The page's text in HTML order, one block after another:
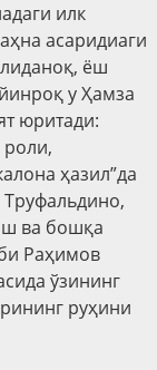
илк
асаридиаги
ёш
у Ҳамза
юритади:
ҳазил”да
ва бошқа
Раҳимов
ўзининг
руҳини